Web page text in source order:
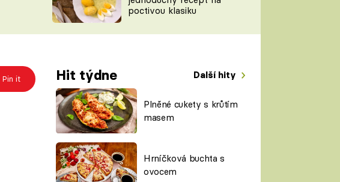
ŠÉFREDAKTORKY
ČASOPIS
poctivou klasiku
Pin it Hit týdne Další hity
Plněné cukety s krůtím
masem
Hrníčková buchta s
ovocem